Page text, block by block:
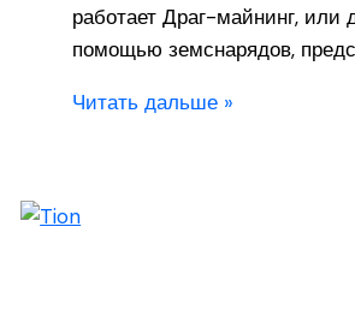
работает Драг-майнинг, или
помощью земснарядов,
Читать дальше »